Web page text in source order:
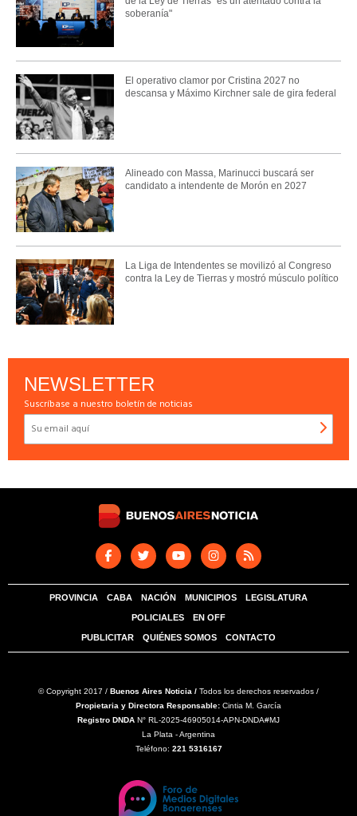
soberanía"
El operativo clamor por Cristina 2027 no
descansa y Máximo Kirchner sale de gira federal
Alineado con Massa, Marinucci buscará ser
candidato a intendente de Morón en 2027
La Liga de Intendentes se movilizó al Congreso
contra la Ley de Tierras y mostró músculo político
NEWSLETTER
Suscríbase a nuestro boletín de noticias
PROVINCIA CABA NACIÓN MUNICIPIOS LEGISLATURA
POLICIALES EN OFF
PUBLICITAR QUIÉNES SOMOS CONTACTO
© Copyright 2017 / Buenos Aires Noticia / Todos los derechos reservados /
Propietaria y Directora Responsable: Cintia M. García
Registro DNDA N° RL-2025-46905014-APN-DNDA#MJ
La Plata - Argentina
Teléfono: 221 5316167